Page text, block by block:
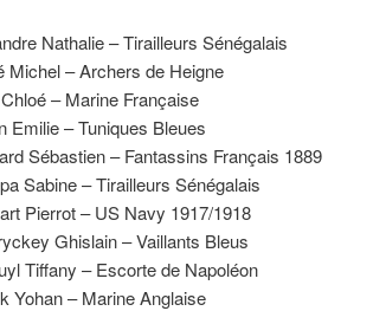
Nathalie – Tirailleurs Sénégalais
Michel – Archers de Heigne
– Marine Française
Emilie – Tuniques Bleues
Sébastien – Fantassins Français 1889
Sabine – Tirailleurs Sénégalais
Pierrot – US Navy 1917/1918
Ghislain – Vaillants Bleus
Tiffany – Escorte de Napoléon
Yohan – Marine Anglaise